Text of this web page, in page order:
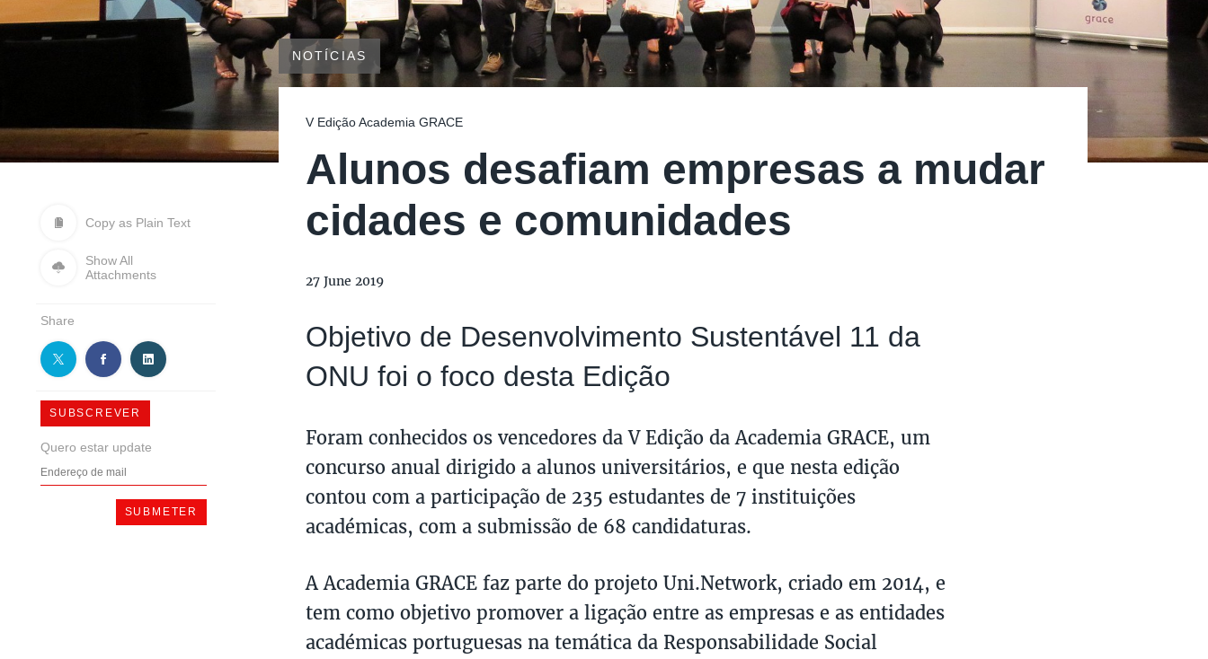
Copy as Plain Text
Show All
Attachments
Share
SUBSCREVER
Quero estar update
NOTÍCIAS
V Edição Academia GRACE
Alunos desafiam empresas a mudar
cidades e comunidades
27 June 2019
Objetivo de Desenvolvimento Sustentável 11 da
ONU foi o foco desta Edição
Foram conhecidos os vencedores da V Edição da Academia GRACE, um
concurso anual dirigido a alunos universitários, e que nesta edição
contou com a participação de 235 estudantes de 7 instituições
académicas, com a submissão de 68 candidaturas.
A Academia GRACE faz parte do projeto Uni.Network, criado em 2014, e
tem como objetivo promover a ligação entre as empresas e as entidades
académicas portuguesas na temática da Responsabilidade Social